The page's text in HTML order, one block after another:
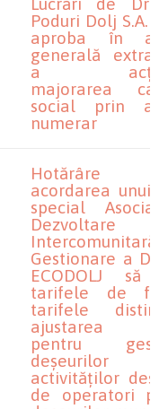
Poduri Dolj S.A.
aproba în
generală
a
majorarea
social prin
numerar
Hotărâre
acordarea unui
special
Dezvoltare
Gestionare a
ECODOLJ să
tarifele de
tarifele
ajustarea
pentru
deșeurilor
activităților
de operatori